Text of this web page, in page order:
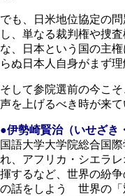
でも、日米地位協定の
し、単なる裁判権や捜
な、日本という国の主
らぬ日本人自身がまず
そして参院選前の今こ
声を上げるべき時が来て
●伊勢崎賢治（いせざき
国語大学大学院総合国
れ、アフリカ・シエラ
揮するなど、世界の紛
の話をしよう 世界の「